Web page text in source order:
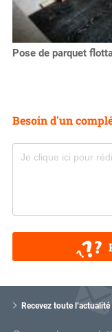
Pose de parquet
Besoin d'un
Recevez toute
o
r